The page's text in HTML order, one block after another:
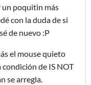
un poquitin más
con la duda de si
de nuevo :P
el mouse quieto
condición de IS NOT
se arregla.